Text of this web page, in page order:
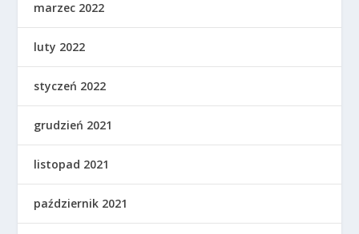
marzec 2022
luty 2022
styczeń 2022
grudzień 2021
listopad 2021
październik 2021